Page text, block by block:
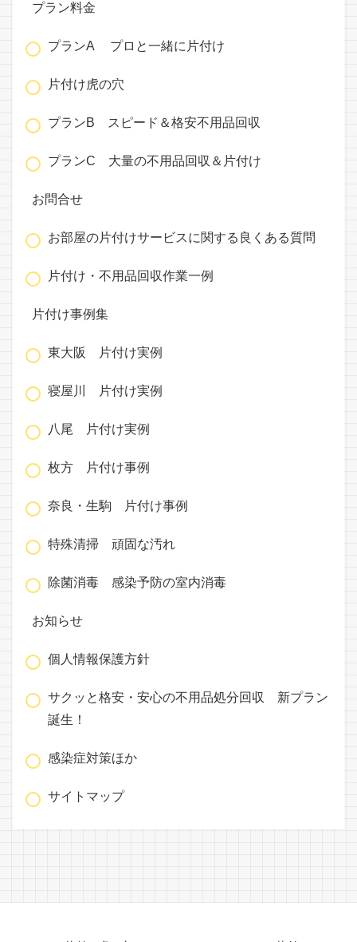
プラン料金
プランA プロと一緒に片付け
片付け虎の穴
プランB スピード＆格安不用品回収
プランC 大量の不用品回収＆片付け
お問合せ
お部屋の片付けサービスに関する良くある質問
片付け・不用品回収作業一例
片付け事例集
東大阪 片付け実例
寝屋川 片付け実例
八尾 片付け実例
枚方 片付け事例
奈良・生駒 片付け事例
特殊清掃 頑固な汚れ
除菌消毒 感染予防の室内消毒
お知らせ
個人情報保護方針
サクッと格安・安心の不用品処分回収 新プラン
誕生！
感染症対策ほか
サイトマップ